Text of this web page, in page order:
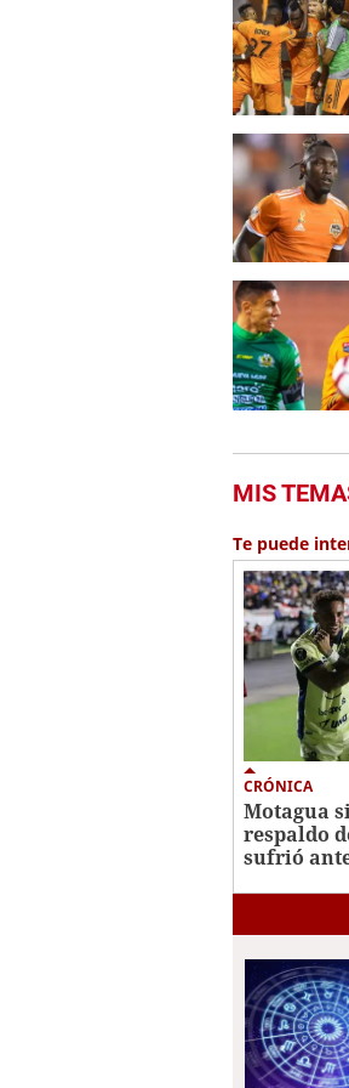
seconds
0%
MIS
Te puede
CRÓNICA
Motagua
respaldo
sufrió